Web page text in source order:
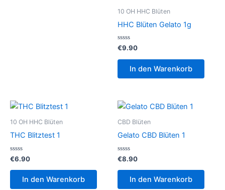
10 OH HHC Blüten
HHC Blüten Gelato 1g
Bewertet
0
€9.90
In den Warenkorb
10 OH HHC Blüten
THC Blitztest 1
Bewertet
mit
0
€6.90
In den Warenkorb
CBD Blüten
Gelato CBD Blüten 1
Bewertet
mit
0
€8.90
In den Warenkorb